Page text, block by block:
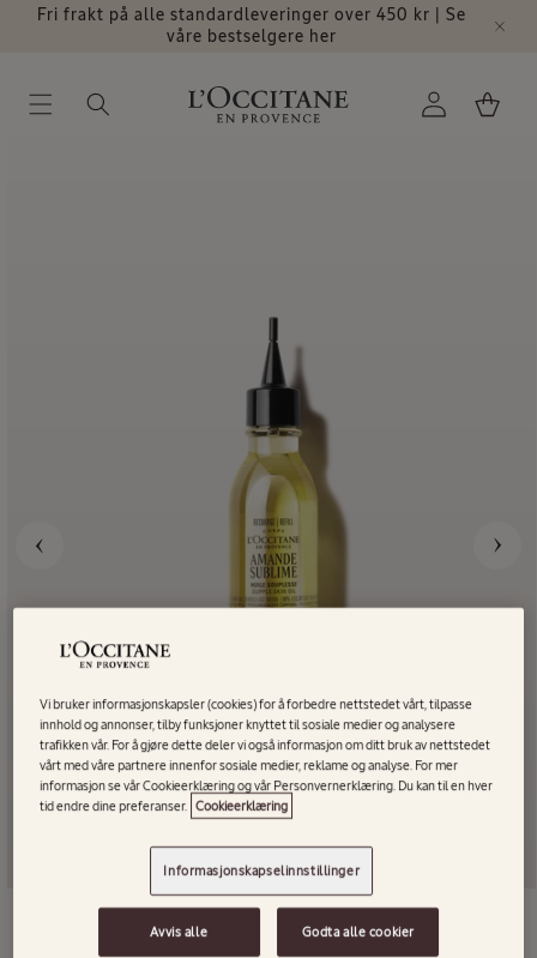
Gå videre
til
Fri frakt på alle standardleveringer over 450 kr | Se
våre bestselgere her
Logg
inn
Handlekurv
Vi bruker informasjonskapsler (cookies) for å forbedre nettstedet vårt, tilpasse
innhold og annonser, tilby funksjoner knyttet til sosiale medier og analysere
trafikken vår. For å gjøre dette deler vi også informasjon om ditt bruk av nettstedet
vårt med våre partnere innenfor sosiale medier, reklame og analyse. For mer
informasjon se vår Cookieerklæring og vår Personvernerklæring. Du kan til en hver
tid endre dine preferanser. Cookieerklæring
Informasjonskapselinnstillinger
Avvis alle Godta alle cookier